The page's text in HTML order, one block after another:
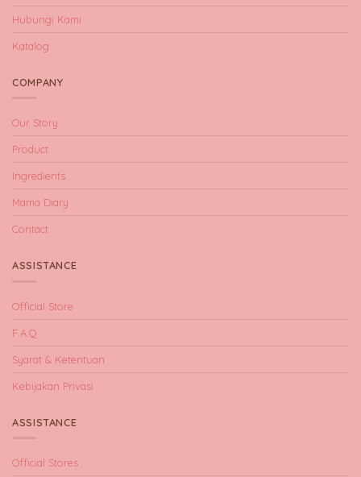
Hubungi Kami
Katalog
COMPANY
Our Story
Product
Ingredients
Mama Diary
Contact
ASSISTANCE
Official Store
F.A.Q
Syarat & Ketentuan
Kebijakan Privasi
ASSISTANCE
Official Stores